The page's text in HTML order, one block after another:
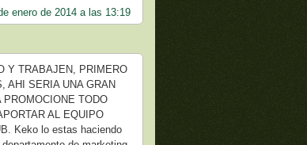
enero de 2014 a las 13:19
Y TRABAJEN, PRIMERO
AHI SERIA UNA GRAN
PROMOCIONE TODO
AL EQUIPO
Keko lo estas haciendo